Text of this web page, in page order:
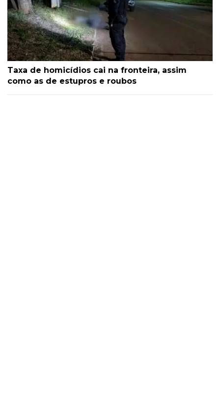
Taxa de homicídios cai na fronteira, assim
como as de estupros e roubos